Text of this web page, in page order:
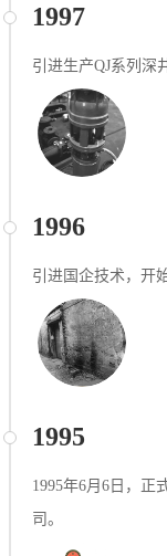
1997
引进生产QJ系列深
1996
引进国企技术，开
1995
1995年6月6日，正
司。